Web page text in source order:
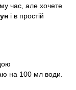
час, але хочете
і в простій
на 100 мл води.